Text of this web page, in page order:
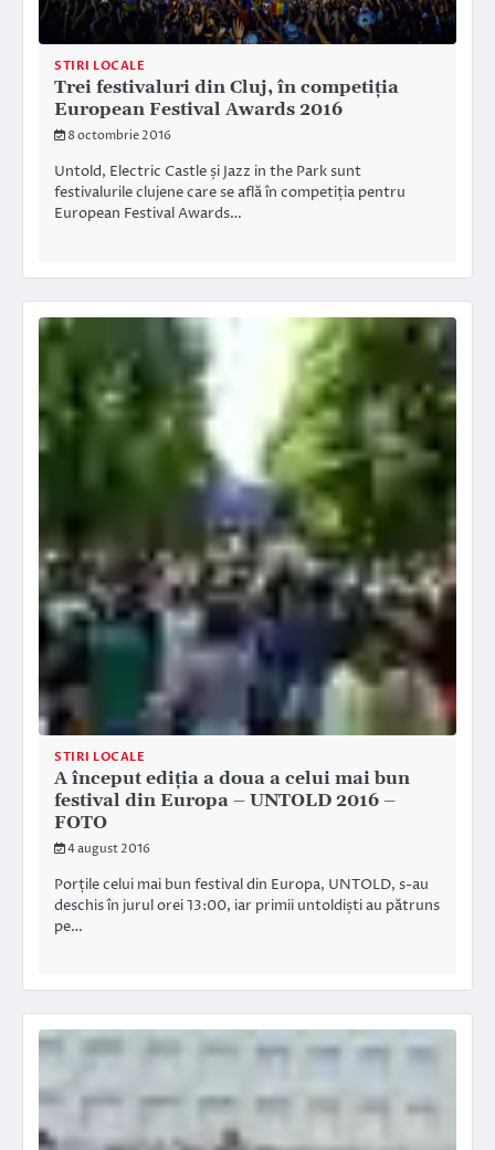
STIRI LOCALE
Trei festivaluri din Cluj, în competiția
European Festival Awards 2016
8 octombrie 2016
Untold, Electric Castle și Jazz in the Park sunt
festivalurile clujene care se află în competiția pentru
European Festival Awards…
STIRI LOCALE
A început ediția a doua a celui mai bun
festival din Europa – UNTOLD 2016 –
FOTO
4 august 2016
Porțile celui mai bun festival din Europa, UNTOLD, s-au
deschis în jurul orei 13:00, iar primii untoldiști au pătruns
pe…